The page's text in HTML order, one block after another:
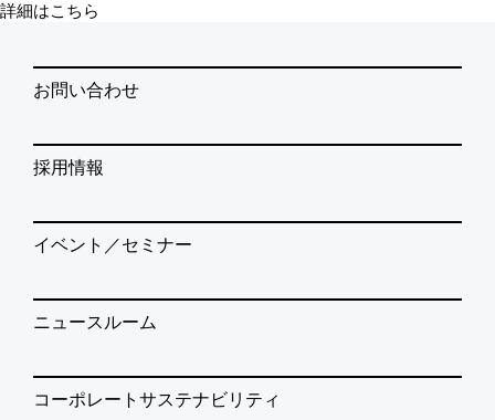
詳細はこちら
お問い合わせ
採用情報
イベント／セミナー
ニュースルーム
コーポレートサステナビリティ